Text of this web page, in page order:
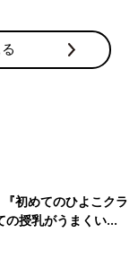
初めてのひよこクラ
の授乳がうまくい
のトラブル 解決テ